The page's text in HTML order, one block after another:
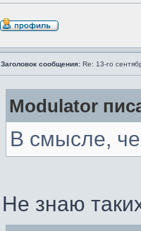
Заголовок сообщения: Re: 13-го
Modulator
В смысле,
Не знаю